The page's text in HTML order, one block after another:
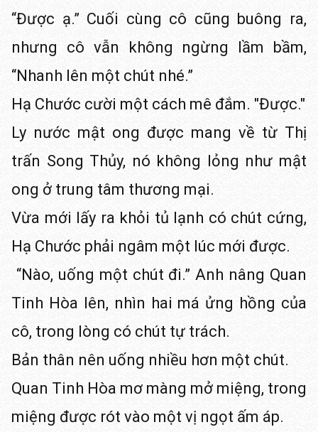
“Được ạ.” Cuối cùng cô cũng buông ra,
nhưng cô vẫn không ngừng lầm bầm,
“Nhanh lên một chút nhé.”
Hạ Chước cười một cách mê đắm. "Được."
Ly nước mật ong được mang về từ Thị
trấn Song Thủy, nó không lỏng như mật
ong ở trung tâm thương mại.
Vừa mới lấy ra khỏi tủ lạnh có chút cứng,
Hạ Chước phải ngâm một lúc mới được.
“Nào, uống một chút đi.” Anh nâng Quan
Tinh Hòa lên, nhìn hai má ửng hồng của
cô, trong lòng có chút tự trách.
Bản thân nên uống nhiều hơn một chút.
Quan Tinh Hòa mơ màng mở miệng, trong
miệng được rót vào một vị ngọt ấm áp.